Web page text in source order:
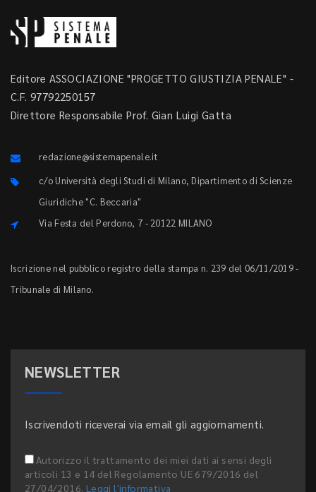
Editore ASSOCIAZIONE "PROGETTO GIUSTIZIA PENALE" -
C.F. 97792250157
Direttore Responsabile Prof. Gian Luigi Gatta
redazione@sistemapenale.it
c/o Università degli Studi di Milano, Dipartimento di Scienze
Giuridiche "C. Beccaria"
Via Festa del Perdono, 7 - 20122 MILANO
Iscrizione nel pubblico registro della stampa n. 239 del 06/11/2019 -
Tribunale di Milano.
NEWSLETTER
Iscrivendoti riceverai via email gli aggiornamenti.
Autorizzo il trattamento dei miei dati ai sensi degli
articoli 13 e 14 del Regolamento UE 679/2016 del
27/04/2016. Leggi l'informativa